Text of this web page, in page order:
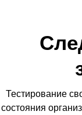
Тестирование
состояния